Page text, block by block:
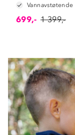
Vannavstøtende
699,- 1 399,-